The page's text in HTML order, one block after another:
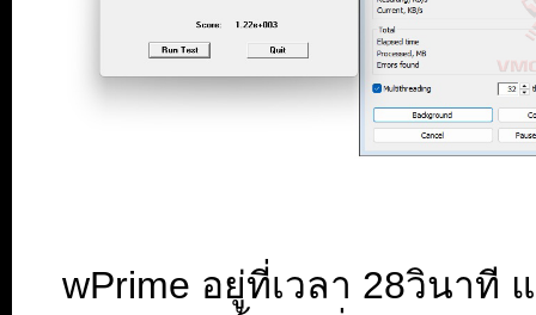
wPrime อยู่ที่เวลา 28วินาที